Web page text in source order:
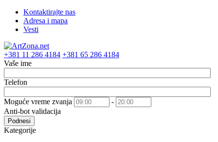
Kontaktirajte nas
Adresa i mapa
Vesti
+381 11 286 4184 +381 65 286 4184
Vaše ime
Telefon
Moguće vreme zvanja
-
Anti-bot validacija
Podnesi
Kategorije